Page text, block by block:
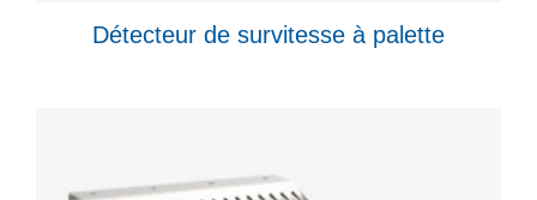
Détecteur de survitesse à palette